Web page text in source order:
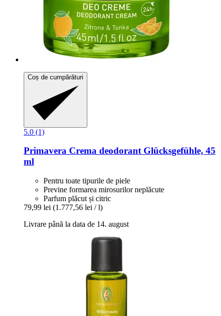
Coș de cumpărături
5.0 (1)
Primavera Crema deodorant Glücksgefühle, 45
ml
Pentru toate tipurile de piele
Previne formarea mirosurilor neplăcute
Parfum plăcut și citric
79,99 lei (1.777,56 lei / l)
Livrare până la data de 14. august